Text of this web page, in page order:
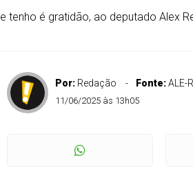
tenho é gratidão, ao deputado Alex
Por: Redação Fonte:ALE-
11/06/2025 às 13h05